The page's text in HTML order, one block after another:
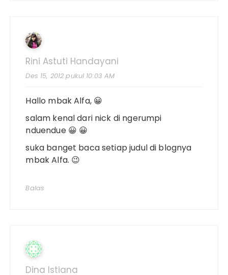
Rini Astuti Handayani
Des 15, 2012 pukul 10:03 AM
Hallo mbak Alfa, 😀
salam kenal dari nick di ngerumpi
nduendue 😀 😀
suka banget baca setiap judul di blognya
mbak Alfa. 😉
Balas
Dina Istiana